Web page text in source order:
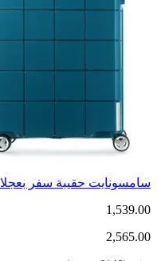
سامسونايت حقيبة سفر
1,539.00
2,565.00